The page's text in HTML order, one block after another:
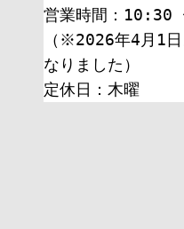
営業時間：
（※2026年4月1
なりました）
定休日：木曜